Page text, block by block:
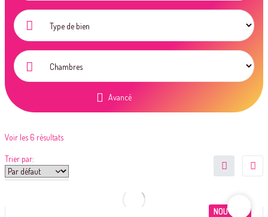
Avancé
Voir les 6 résultats
Trier par:
NOUVEAU